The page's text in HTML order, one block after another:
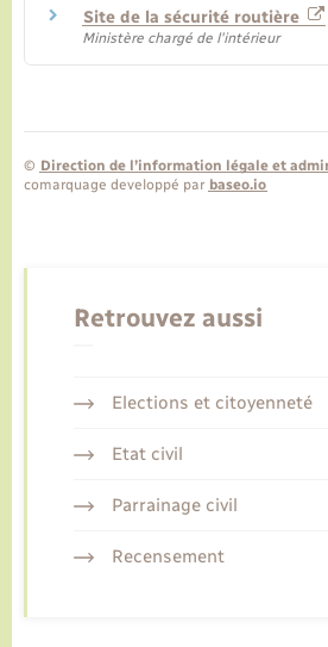
Site de la sécurité routière
Ministère chargé de l'intérieur
© Direction de l’information légale et
comarquage developpé par baseo.io
Retrouvez aussi
Elections et citoyenneté
Etat civil
Parrainage civil
Recensement